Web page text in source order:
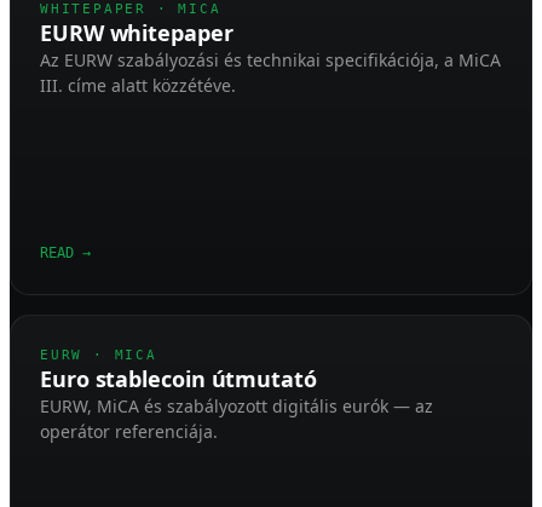
WHITEPAPER · MICA
EURW whitepaper
Az EURW szabályozási és technikai specifikációja, a MiCA
III. címe alatt közzétéve.
READ →
EURW · MICA
Euro stablecoin útmutató
EURW, MiCA és szabályozott digitális eurók — az
operátor referenciája.